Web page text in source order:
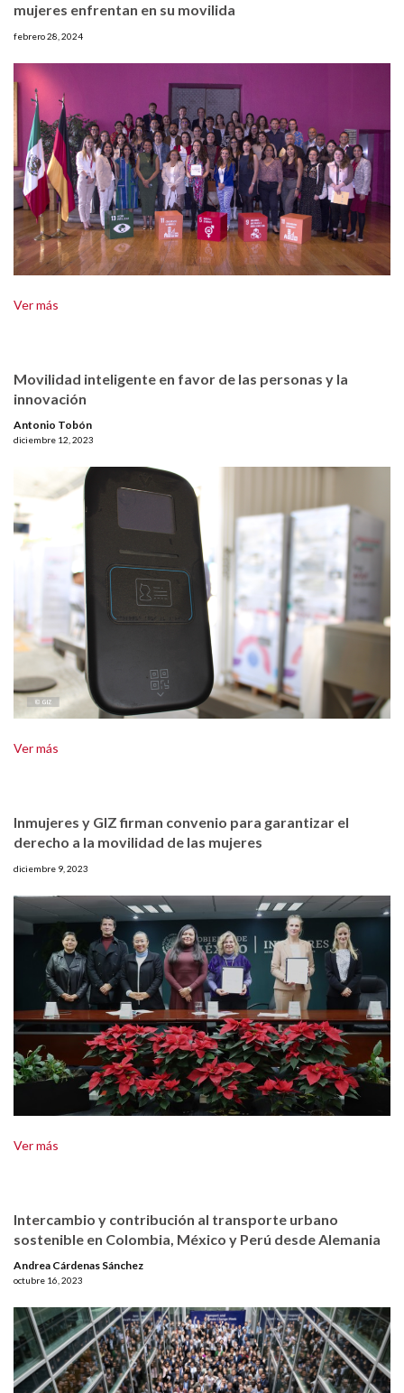
mujeres enfrentan en su movilida
febrero 28, 2024
Ver más
Movilidad inteligente en favor de las personas y la
innovación
Antonio Tobón
diciembre 12, 2023
Ver más
Inmujeres y GIZ firman convenio para garantizar el
derecho a la movilidad de las mujeres
diciembre 9, 2023
Ver más
Intercambio y contribución al transporte urbano
sostenible en Colombia, México y Perú desde Alemania
Andrea Cárdenas Sánchez
octubre 16, 2023